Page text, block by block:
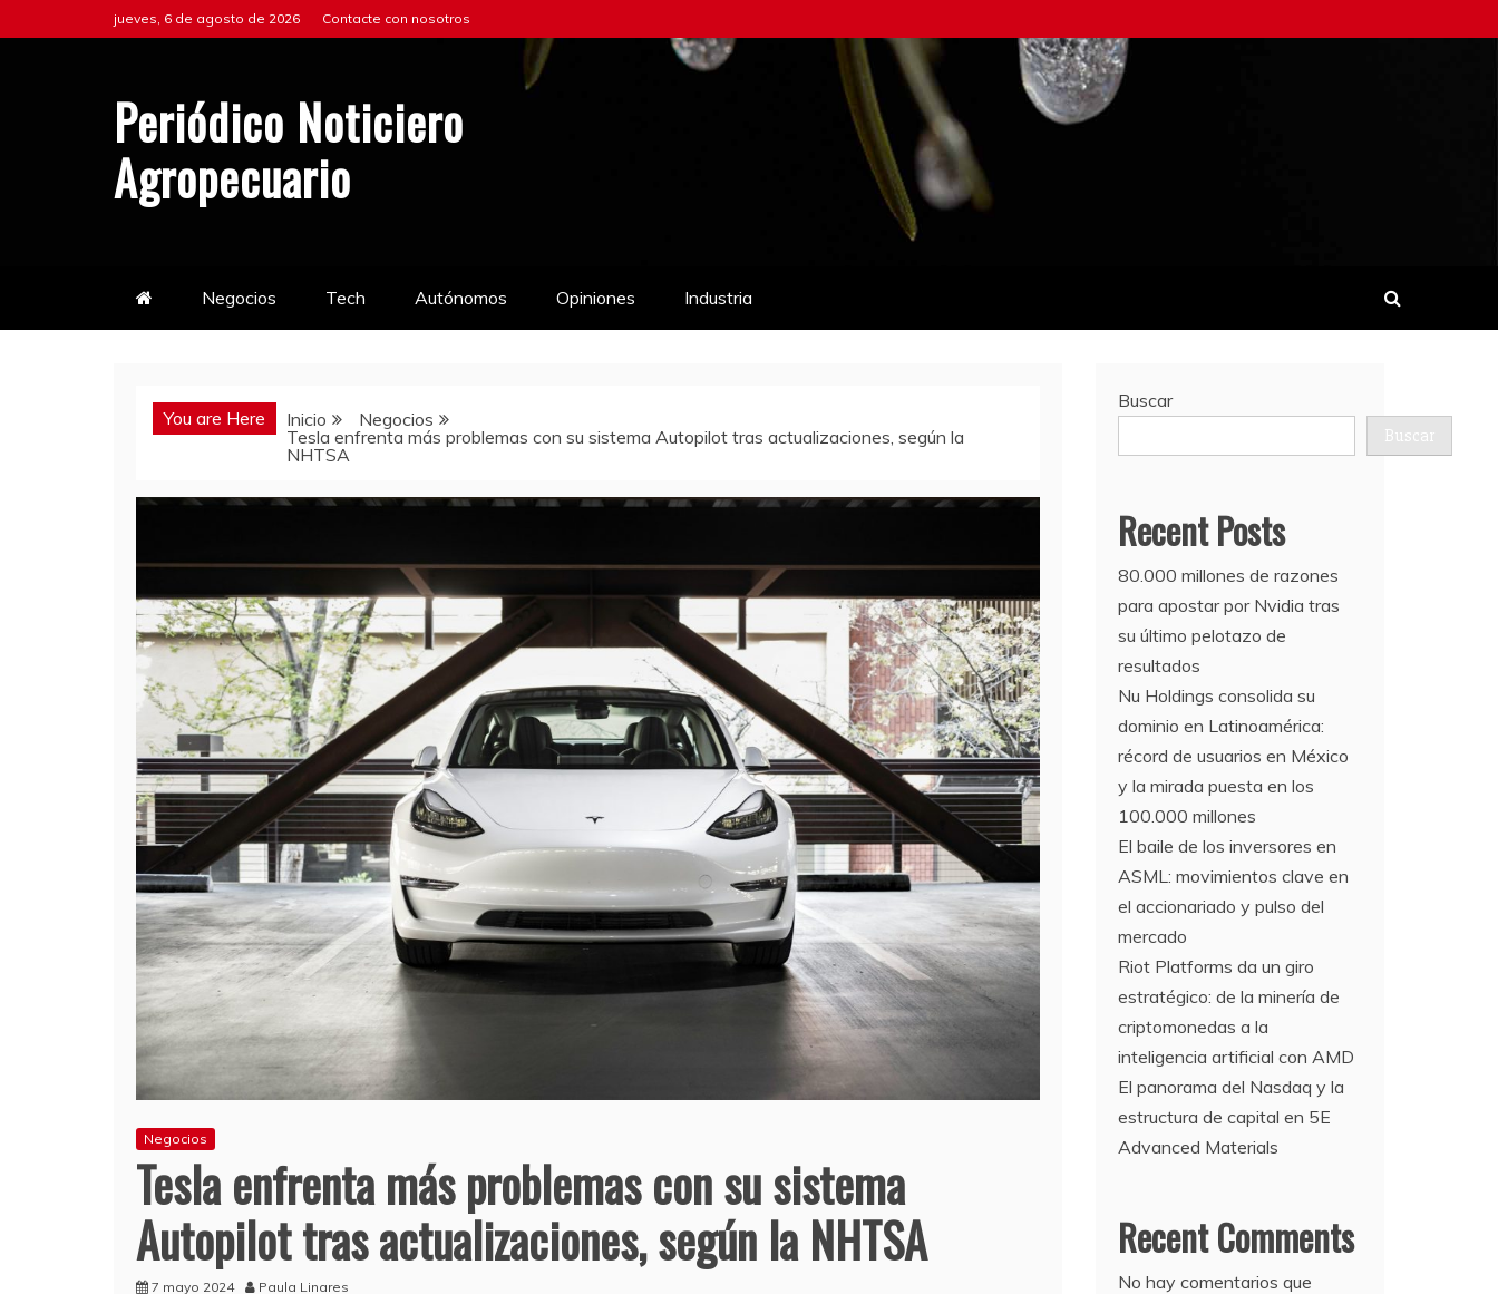
al
jueves, 6 de agosto de 2026 Contacte con nosotros
Periódico Noticiero
Agropecuario
Negocios Tech Autónomos Opiniones Industria
You are Here Inicio
Negocios
Tesla enfrenta más problemas con su sistema Autopilot tras actualizaciones, según la
NHTSA
Negocios
Tesla enfrenta más problemas con su sistema
Autopilot tras actualizaciones, según la NHTSA
7 mayo 2024 Paula Linares
Buscar
Buscar
Recent Posts
80.000 millones de razones
para apostar por Nvidia tras
su último pelotazo de
resultados
Nu Holdings consolida su
dominio en Latinoamérica:
récord de usuarios en México
y la mirada puesta en los
100.000 millones
El baile de los inversores en
ASML: movimientos clave en
el accionariado y pulso del
mercado
Riot Platforms da un giro
estratégico: de la minería de
criptomonedas a la
inteligencia artificial con AMD
El panorama del Nasdaq y la
estructura de capital en 5E
Advanced Materials
Recent Comments
No hay comentarios que